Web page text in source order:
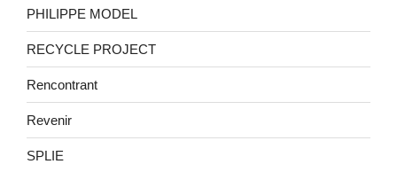
PHILIPPE MODEL
RECYCLE PROJECT
Rencontrant
Revenir
SPLIE